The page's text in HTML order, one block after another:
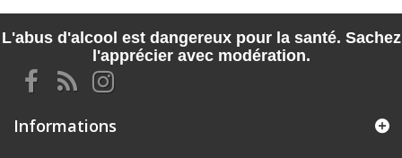
L'abus d'alcool est dangereux pour la santé. Sachez
l'apprécier avec modération.
Informations